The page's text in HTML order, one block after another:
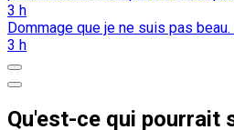
3 h
Dommage que je ne suis pas beau.
3 h
Qu'est-ce qui pourrait